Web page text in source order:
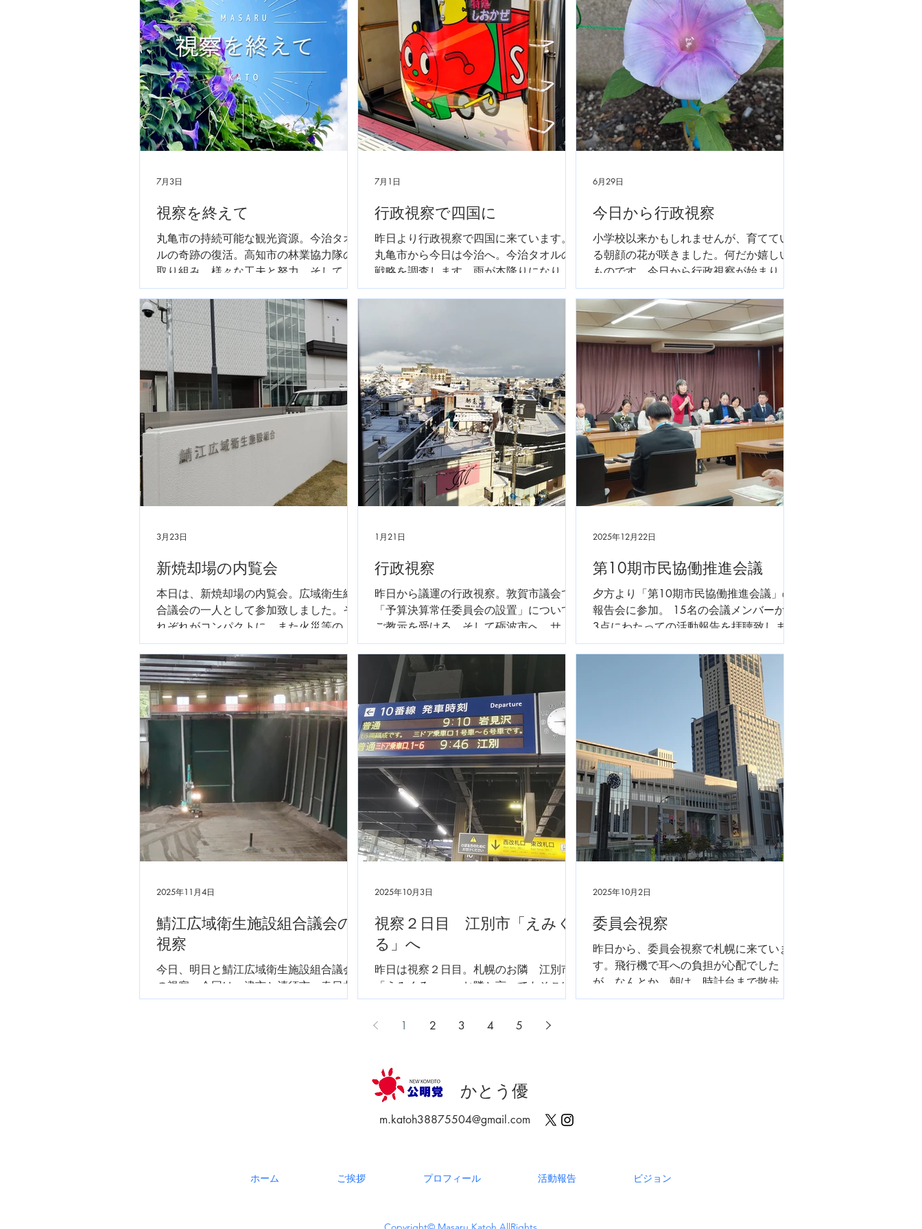
視察を終えて
丸亀市の持続可能な観光資源。今治タオ
ルの奇跡の復活。高知市の林業協力隊の
取り組み。様々な工夫と努力。そして継
続に多くの知恵と光明を頂きました。今
後の鯖江市にどう活かすかが視察への御
礼と考えています。本日も市民相談2件の
解決に頑張るぞ！
7月3日
行政視察で四国に
昨日より行政視察で四国に来ています。
丸亀市から今日は今治へ。今治タオルの
戦略を調査します。雨が本降りになりま
せんように。
7月1日
今日から行政視察
小学校以来かもしれませんが、育ててい
る朝顔の花が咲きました。何だか嬉しい
ものです。今日から行政視察が始まりま
す。しっかり勉強して、鯖江市に還元出
来るようにして参ります。
6月29日
新焼却場の内覧会
本日は、新焼却場の内覧会。広域衛生組
合議会の一人として参加致しました。そ
れぞれがコンパクトに、また火災等の事
故防止に工夫をしています。4月1日から
通常受付です。3月の風物でもあるゴミ搬
入一般車の長蛇の列も解消される事を祈
ります。徒歩で参加した私です。
3月23日
行政視察
昨日から議運の行政視察。敦賀市議会で
「予算決算常任委員会の設置」について
ご教示を受ける。そして砺波市へ。サン
ダーバードの遅延で30分程遅れて到着。
ありがたいことに晴れています。でも寒
い。砺波市議会の視察を最後に帰路につ
きます。皆様、ご安全に。
1月21日
第10期市民協働推進会議
夕方より「第10期市民協働推進会議」の
報告会に参加。 15名の会議メンバーから
3点にわたっての活動報告を拝聴致しまし
た。市民活躍のまち 鯖江のボトムとな
る会議です。明年11期のメンバーのご活
躍を楽しみにしています。
2025年12月22日
鯖江広域衛生施設組合議会の
視察
今日、明日と鯖江広域衛生施設組合議会
の視察。今回は、津市と清須市、春日井
市と視察します。本日は、津市の一般廃
2025年11月4日
視察２日目 江別市「えみく
る」へ
昨日は視察２日目。札幌のお隣 江別市
「えみくる」へ。お隣と言ってもそこは
北海道、時間がかかります。農業と都市
部の融合施設。センター長の熱い解説に
題です。 そして本日...
2025年10月3日
委員会視察
昨日から、委員会視察で札幌に来ていま
す。飛行機で耳への負担が心配でした
が、なんとか。朝は、時計台まで散歩。
いつもと同じルーティン。ハードな視察
2025年10月2日
1 2 3 4 5
かとう優
m.katoh38875504@gmail.com
ホーム ご挨拶 プロフィール 活動報告 ビジョン